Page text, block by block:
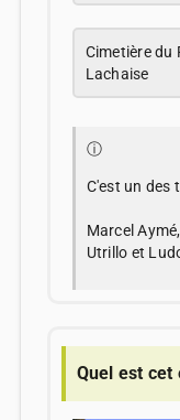
Cimetière du
Lachaise
ⓘ
C'est un des
Marcel
Utrillo et
Quel est cet